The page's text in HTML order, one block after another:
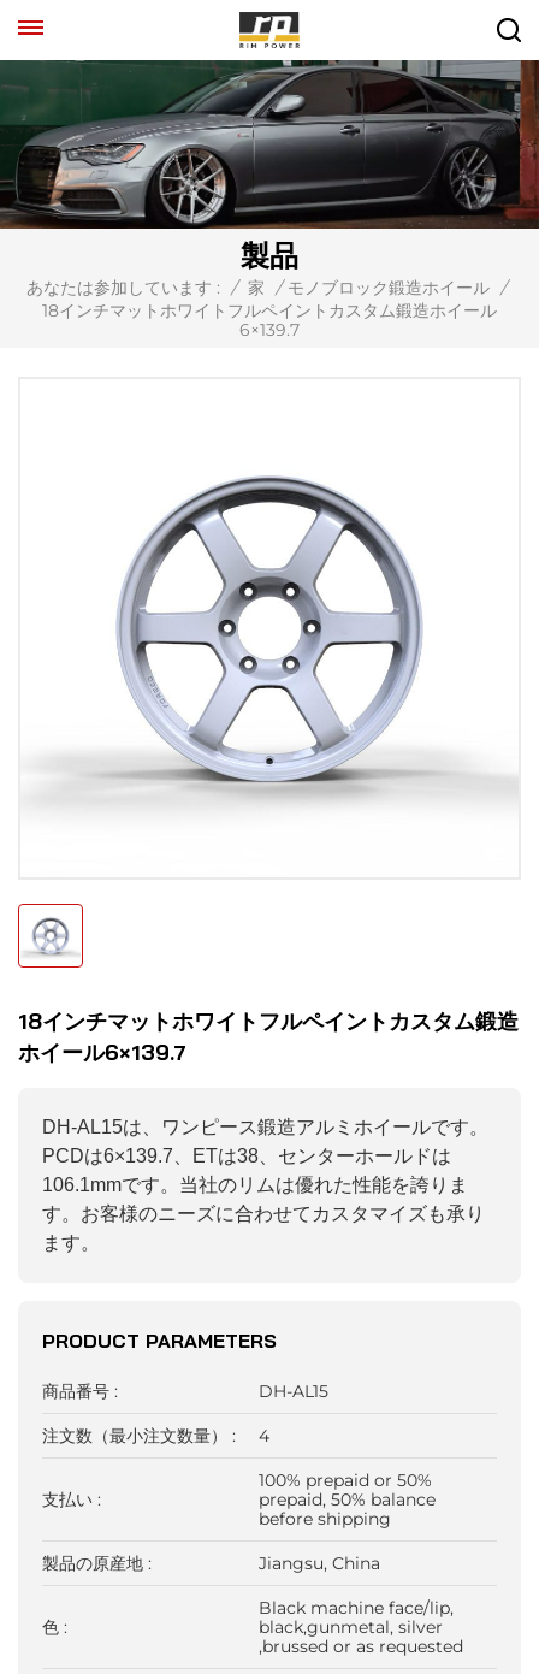
製品
あなたは参加しています : / 家 / モノブロック鍛造ホイール /
18インチマットホワイトフルペイントカスタム鍛造ホイール
6×139.7
18インチマットホワイトフルペイントカスタム鍛造
ホイール6×139.7
DH-AL15は、ワンピース鍛造アルミホイールです。
PCDは6×139.7、ETは38、センターホールドは
106.1mmです。当社のリムは優れた性能を誇りま
す。お客様のニーズに合わせてカスタマイズも承り
ます。
PRODUCT PARAMETERS
商品番号 : DH-AL15
注文数（最小注文数量） : 4
支払い :
100% prepaid or 50%
prepaid, 50% balance
before shipping
製品の原産地 : Jiangsu, China
色 :
Black machine face/lip,
black,gunmetal, silver
,brussed or as requested